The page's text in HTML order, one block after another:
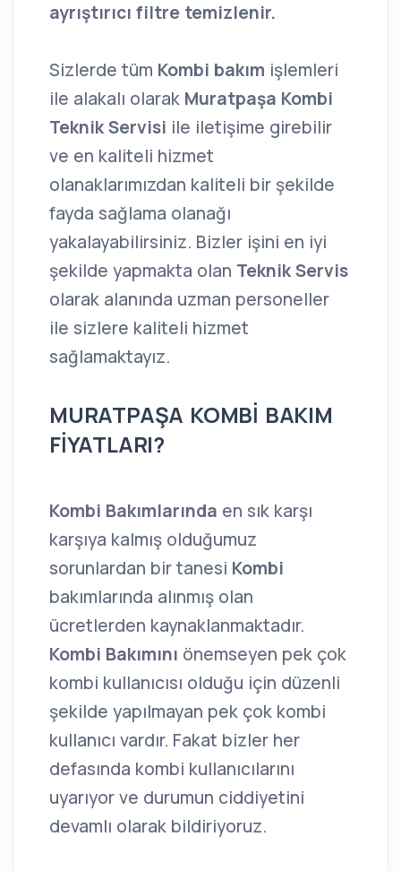
ayrıştırıcı filtre temizlenir.
Sizlerde tüm Kombi bakım işlemleri
ile alakalı olarak Muratpaşa Kombi
Teknik Servisi ile iletişime girebilir
ve en kaliteli hizmet
olanaklarımızdan kaliteli bir şekilde
fayda sağlama olanağı
yakalayabilirsiniz. Bizler işini en iyi
şekilde yapmakta olan Teknik Servis
olarak alanında uzman personeller
ile sizlere kaliteli hizmet
sağlamaktayız.
MURATPAŞA KOMBİ BAKIM
FİYATLARI?
Kombi Bakımlarında en sık karşı
karşıya kalmış olduğumuz
sorunlardan bir tanesi Kombi
bakımlarında alınmış olan
ücretlerden kaynaklanmaktadır.
Kombi Bakımını önemseyen pek çok
kombi kullanıcısı olduğu için düzenli
şekilde yapılmayan pek çok kombi
kullanıcı vardır. Fakat bizler her
defasında kombi kullanıcılarını
uyarıyor ve durumun ciddiyetini
devamlı olarak bildiriyoruz.